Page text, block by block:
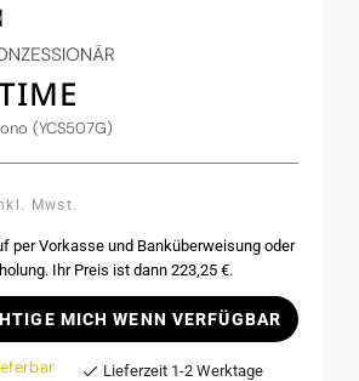
(YCS507G)
Mwst.
per Vorkasse und Banküberweisung oder
Ihr Preis ist dann 223,25 €.
MICH WENN VERFÜGBAR
Lieferzeit 1-2 Werktage